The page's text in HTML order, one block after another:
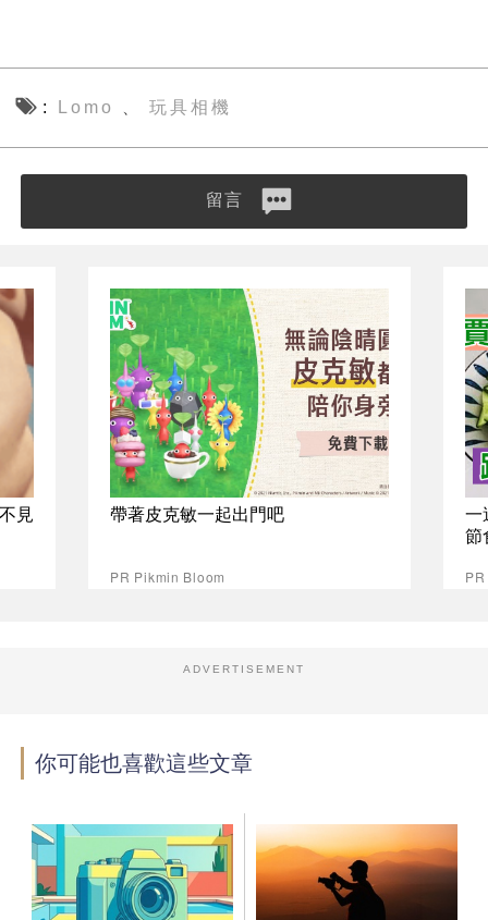
Lomo 玩具相機
留言
見 帶著皮克敏一起出門吧
PR Pikmin Bloom
一
節
ADVERTISEMENT
你可能也喜歡這些文章